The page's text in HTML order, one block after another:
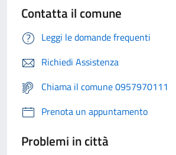
Contatta il comune
Leggi le domande frequenti
Richiedi Assistenza
Chiama il comune 0957970111
Prenota un appuntamento
Problemi in città